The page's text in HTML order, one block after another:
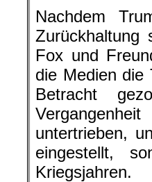
Nachdem
Zurückhaltung
Fox und
die Medien die
Betracht
untertrieben,
eingestellt,
Kriegsjahren.